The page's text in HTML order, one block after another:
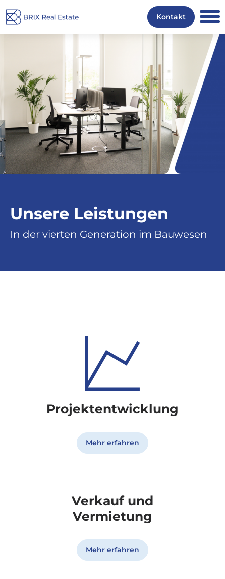
Ankauf
Projekte
Über uns
Karriere
Kontakt
Unsere Leistungen
In der vierten Generation im Bauwesen
Projektentwicklung
Mehr erfahren
Verkauf und
Vermietung
Mehr erfahren